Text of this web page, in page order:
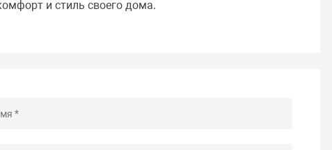
и стиль своего дома.